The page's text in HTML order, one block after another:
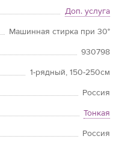
Доп. услуга
Машинная стирка при 30°
930798
1-рядный, 150-250см
Россия
Тонкая
Россия